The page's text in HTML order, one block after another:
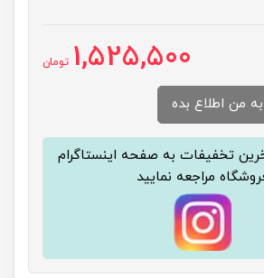
1,525,500 تومان
تخفیفات به صفحه اینستاگرام
مراجعه نمایید